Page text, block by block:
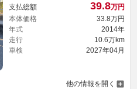
支払総額 39.8万円
本体価格
33.8万円
年式
2014年
走行
10.6万km
車検
2027年04月
他の情報を開く